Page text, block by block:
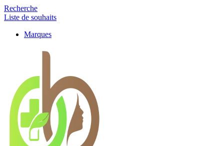
Recherche
Liste de souhaits
Marques